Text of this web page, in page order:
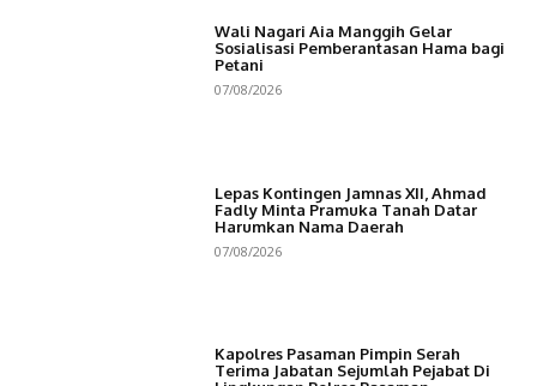
Wali Nagari Aia Manggih Gelar
Sosialisasi Pemberantasan Hama bagi
Petani
07/08/2026
Lepas Kontingen Jamnas XII, Ahmad
Fadly Minta Pramuka Tanah Datar
Harumkan Nama Daerah
07/08/2026
Kapolres Pasaman Pimpin Serah
Terima Jabatan Sejumlah Pejabat Di